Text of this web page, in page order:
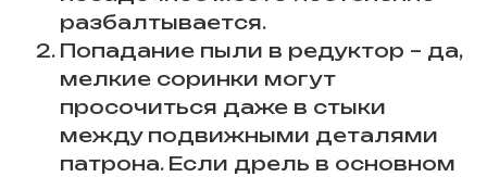
разбалтывается.
Попадание пыли в редуктор – да,
мелкие соринки могут
просочиться даже в стыки
между подвижными деталями
патрона. Если дрель в основном